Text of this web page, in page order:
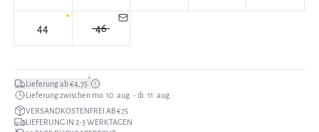
44 46
Lieferung ab €4,75*
Lieferung zwischen mo. 10. aug. - di. 11. aug.
VERSANDKOSTENFREI AB €75
LIEFERUNG IN 2-3 WERKTAGEN